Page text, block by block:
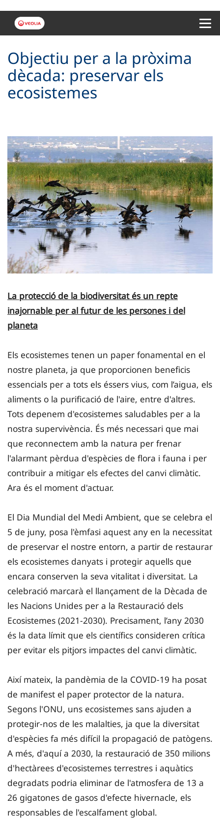
Objectiu per a la pròxima
dècada: preservar els
ecosistemes
La protecció de la biodiversitat és un repte
inajornable per al futur de les persones i del
planeta
Els ecosistemes tenen un paper fonamental en el
nostre planeta, ja que proporcionen beneficis
essencials per a tots els éssers vius, com l’aigua, els
aliments o la purificació de l'aire, entre d'altres.
Tots depenem d'ecosistemes saludables per a la
nostra supervivència. És més necessari que mai
que reconnectem amb la natura per frenar
l'alarmant pèrdua d'espècies de flora i fauna i per
contribuir a mitigar els efectes del canvi climàtic.
Ara és el moment d'actuar.
El Dia Mundial del Medi Ambient, que se celebra el
5 de juny, posa l'èmfasi aquest any en la necessitat
de preservar el nostre entorn, a partir de restaurar
els ecosistemes danyats i protegir aquells que
encara conserven la seva vitalitat i diversitat. La
celebració marcarà el llançament de la Dècada de
les Nacions Unides per a la Restauració dels
Ecosistemes (2021-2030). Precisament, l’any 2030
és la data límit que els científics consideren crítica
per evitar els pitjors impactes del canvi climàtic.
Així mateix, la pandèmia de la COVID-19 ha posat
de manifest el paper protector de la natura.
Segons l'ONU, uns ecosistemes sans ajuden a
protegir-nos de les malalties, ja que la diversitat
d'espècies fa més difícil la propagació de patògens.
A més, d'aquí a 2030, la restauració de 350 milions
d'hectàrees d'ecosistemes terrestres i aquàtics
degradats podria eliminar de l'atmosfera de 13 a
26 gigatones de gasos d'efecte hivernacle, els
responsables de l'escalfament global.